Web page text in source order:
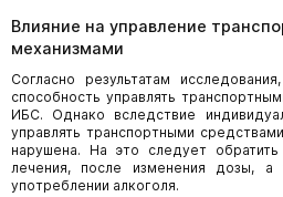
Влияние на управление
механизмами
Согласно результатам
способность управлять
ИБС. Однако вследствие
управлять транспортными
нарушена. На это следует
лечения, после изменения дозы,
употреблении алкоголя.